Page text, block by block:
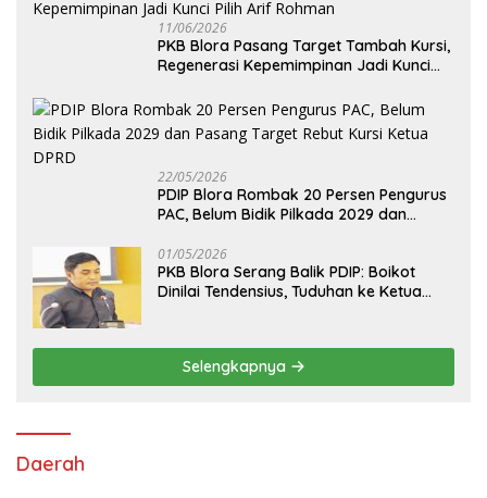
11/06/2026
PKB Blora Pasang Target Tambah Kursi,
Regenerasi Kepemimpinan Jadi Kunci
22/05/2026
PDIP Blora Rombak 20 Persen Pengurus
PAC, Belum Bidik Pilkada 2029 dan
01/05/2026
PKB Blora Serang Balik PDIP: Boikot
Dinilai Tendensius, Tuduhan ke Ketua
Selengkapnya
Daerah